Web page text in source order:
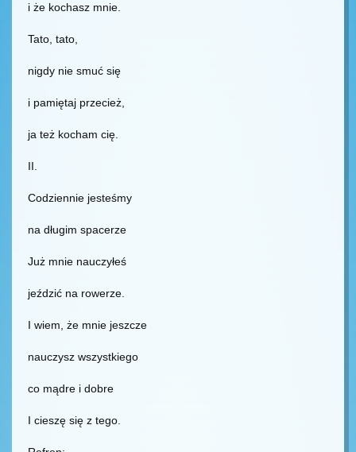
i że kochasz mnie.
Tato, tato,
nigdy nie smuć się
i pamiętaj przecież,
ja też kocham cię.
II.
Codziennie jesteśmy
na długim spacerze
Już mnie nauczyłeś
jeździć na rowerze.
I wiem, że mnie jeszcze
nauczysz wszystkiego
co mądre i dobre
I cieszę się z tego.